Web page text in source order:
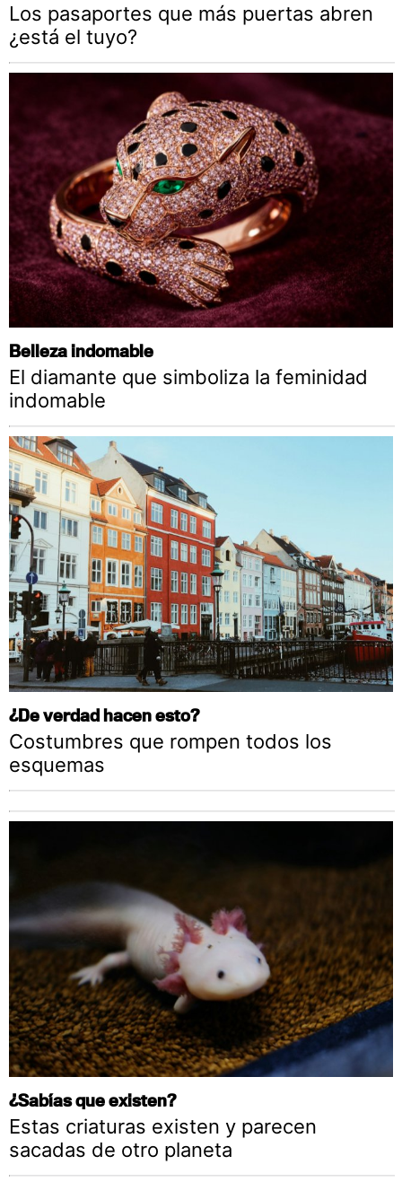
Los pasaportes que más puertas abren
¿está el tuyo?
Belleza indomable
El diamante que simboliza la feminidad
indomable
¿De verdad hacen esto?
Costumbres que rompen todos los
esquemas
¿Sabías que existen?
Estas criaturas existen y parecen
sacadas de otro planeta